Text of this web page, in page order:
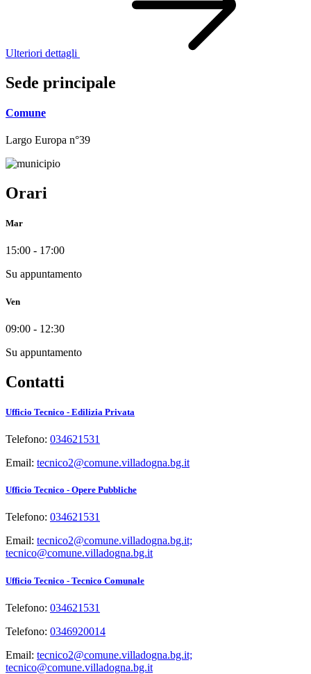
Ulteriori dettagli
Sede principale
Comune
Largo Europa n°39
Orari
Mar
15:00 - 17:00
Su appuntamento
Ven
09:00 - 12:30
Su appuntamento
Contatti
Ufficio Tecnico - Edilizia Privata
Telefono: 034621531
Email: tecnico2@comune.villadogna.bg.it
Ufficio Tecnico - Opere Pubbliche
Telefono: 034621531
Email: tecnico2@comune.villadogna.bg.it;
tecnico@comune.villadogna.bg.it
Ufficio Tecnico - Tecnico Comunale
Telefono: 034621531
Telefono: 0346920014
Email: tecnico2@comune.villadogna.bg.it;
tecnico@comune.villadogna.bg.it